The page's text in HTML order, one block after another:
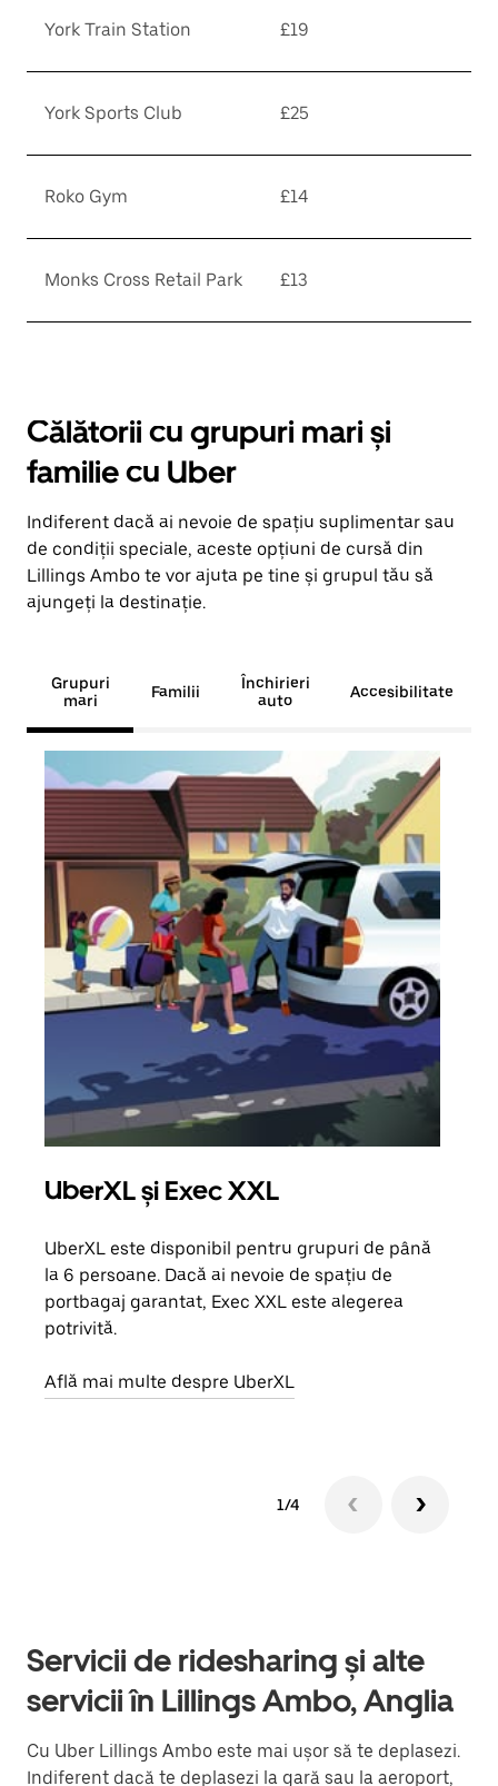
York Train Station £19
York Sports Club £25
Roko Gym £14
Monks Cross Retail Park £13
Călătorii cu grupuri mari și
familie cu Uber
Indiferent dacă ai nevoie de spațiu suplimentar sau
de condiții speciale, aceste opțiuni de cursă din
Lillings Ambo te vor ajuta pe tine și grupul tău să
ajungeți la destinație.
Grupuri
mari
Familii
Închirieri
auto
Accesibilitate
UberXL și Exec XXL
UberXL este disponibil pentru grupuri de până
la 6 persoane. Dacă ai nevoie de spațiu de
portbagaj garantat, Exec XXL este alegerea
potrivită.
Află mai multe despre UberXL
1/4
Servicii de ridesharing și alte
servicii în Lillings Ambo, Anglia
Cu Uber Lillings Ambo este mai ușor să te deplasezi.
Indiferent dacă te deplasezi la gară sau la aeroport,